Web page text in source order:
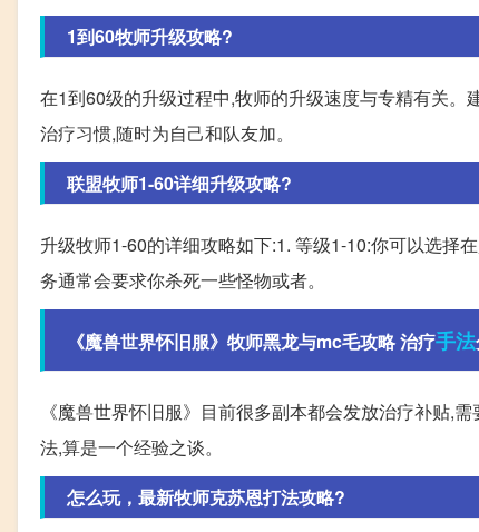
1到60牧师升级攻略?
在1到60级的升级过程中,牧师的升级速度与专精有关
治疗习惯,随时为自己和队友加。
联盟牧师1-60详细升级攻略?
升级牧师1-60的详细攻略如下:1. 等级1-10:你可以选择
务通常会要求你杀死一些怪物或者。
《魔兽世界怀旧服》牧师黑龙与mc毛攻略 治疗手法
《魔兽世界怀旧服》目前很多副本都会发放治疗补贴,
法,算是一个经验之谈。
怎么玩，最新牧师克苏恩打法攻略?